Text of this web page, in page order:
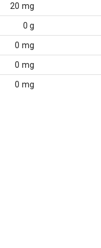
20 mg
0 g
0 mg
0 mg
0 mg